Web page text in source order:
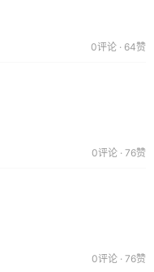
0评论 · 64赞
0评论 · 76赞
0评论 · 76赞